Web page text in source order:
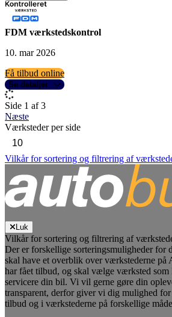
FDM værkstedskontrol
10. mar 2026
Få tilbud online
Se detaljer
Side 1 af 3
Næste
Værksteder per side
Vilkår for sortering og filtrering af
Luk
Vilkår for sortering og filtrering af
Der er forskellige sorteringsmuligheder for
skal have et overblik over værkstederne på
har fået tilbud, og skal vælge værksted som
servicere din bil. Vi vil gerne gøre din
transparent, derfor giver vi dig mulighed
tilbud og i værkstederne på forskellige